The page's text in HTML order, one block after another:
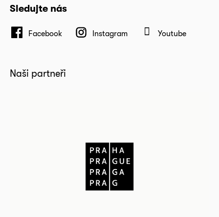
Sledujte nás
Facebook Instagram Youtube
Naši partneři